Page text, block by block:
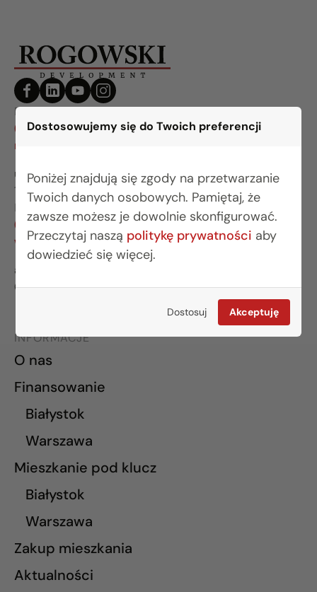
Dostosowujemy się do Twoich preferencji
Poniżej znajdują się zgody na przetwarzanie
Twoich danych osobowych. Pamiętaj, że
zawsze możesz je dowolnie skonfigurować.
Przeczytaj naszą politykę prywatności aby
dowiedzieć się więcej.
Dostosuj Akceptuję
BIURO BIAŁYSTOK
(85) 749 99 09
mieszkania@rogowskidevelopment.pl
ul. Legionowa 28 lok. 202
15-281 Białystok
BIURO WARSZAWA
(22) 642 03 55
warszawa@rogowskidevelopment.pl
al. Wilanowska 67E lok. U5
02-765 Warszawa
INFORMACJE
O nas
Finansowanie
Białystok
Warszawa
Mieszkanie pod klucz
Białystok
Warszawa
Zakup mieszkania
Aktualności